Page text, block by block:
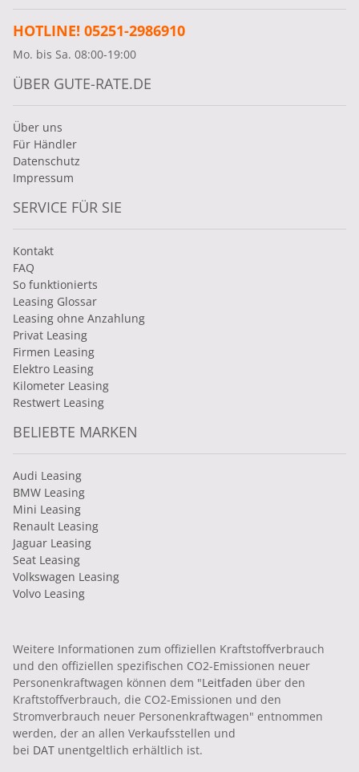
HOTLINE! 05251-2986910
Mo. bis Sa. 08:00-19:00
ÜBER GUTE-RATE.DE
Über uns
Für Händler
Datenschutz
Impressum
SERVICE FÜR SIE
Kontakt
FAQ
So funktionierts
Leasing Glossar
Leasing ohne Anzahlung
Privat Leasing
Firmen Leasing
Elektro Leasing
Kilometer Leasing
Restwert Leasing
BELIEBTE MARKEN
Audi Leasing
BMW Leasing
Mini Leasing
Renault Leasing
Jaguar Leasing
Seat Leasing
Volkswagen Leasing
Volvo Leasing
Weitere Informationen zum offiziellen Kraftstoffverbrauch
und den offiziellen spezifischen CO2-Emissionen neuer
Personenkraftwagen können dem "Leitfaden über den
Kraftstoffverbrauch, die CO2-Emissionen und den
Stromverbrauch neuer Personenkraftwagen" entnommen
werden, der an allen Verkaufsstellen und
bei DAT unentgeltlich erhältlich ist.